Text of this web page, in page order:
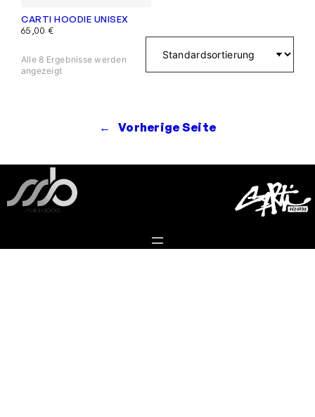
CARTI HOODIE UNISEX
65,00 €
Alle 8 Ergebnisse werden
angezeigt
← Vorherige Seite